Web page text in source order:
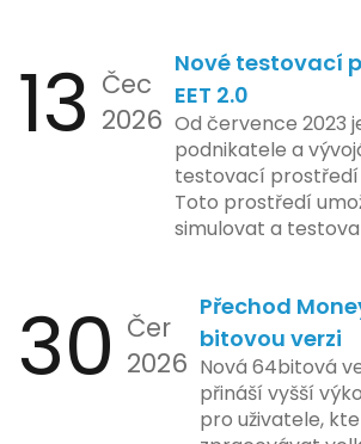
implementace
mohla porušovat
limity na ochranu
Tato technologie
pokročilé sledování
aktivit, což
soukromí a ochrany
bezpečnost a
regulační orgány
na pozoru a sledují
případu velmi
společnosti zatím
podrobnější
13 Čec
2026
Nové testovací
EET 2.0
Od července 2023
podnikatele a
testovací prostředí
Toto prostředí
simulovat a
kontrolovaném
mají možnost
aktualizacemi, a
své systémy na
nového systému.
30 Čer
2026
Přechod
bitovou verzi
Nová 64bitová
přináší vyšší
pro uživatele,